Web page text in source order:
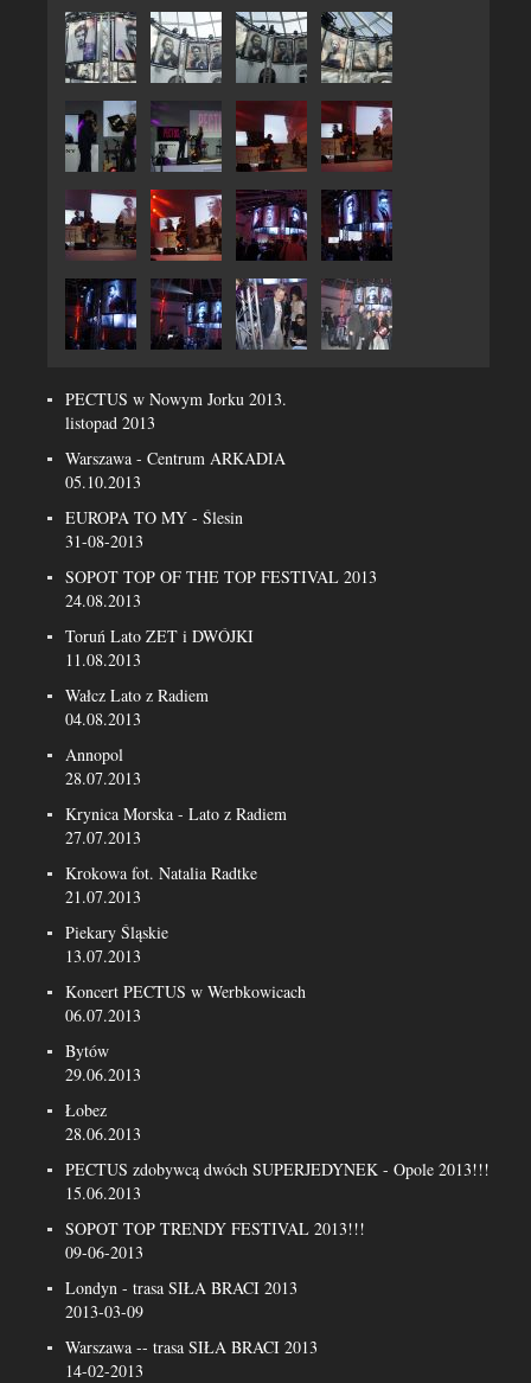
PECTUS w Nowym Jorku 2013.
listopad 2013
Warszawa - Centrum ARKADIA
05.10.2013
EUROPA TO MY - Ślesin
31-08-2013
SOPOT TOP OF THE TOP FESTIVAL 2013
24.08.2013
Toruń Lato ZET i DWÓJKI
11.08.2013
Wałcz Lato z Radiem
04.08.2013
Annopol
28.07.2013
Krynica Morska - Lato z Radiem
27.07.2013
Krokowa fot. Natalia Radtke
21.07.2013
Piekary Śląskie
13.07.2013
Koncert PECTUS w Werbkowicach
06.07.2013
Bytów
29.06.2013
Łobez
28.06.2013
PECTUS zdobywcą dwóch SUPERJEDYNEK - Opole 2013!!!
15.06.2013
SOPOT TOP TRENDY FESTIVAL 2013!!!
09-06-2013
Londyn - trasa SIŁA BRACI 2013
2013-03-09
Warszawa -- trasa SIŁA BRACI 2013
14-02-2013